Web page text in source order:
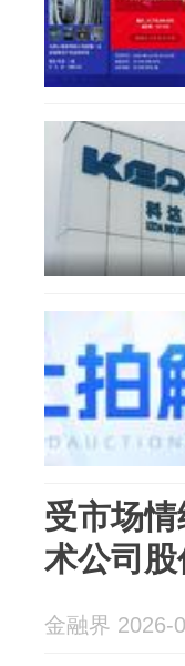
受市场
术公司
金融界 2026-